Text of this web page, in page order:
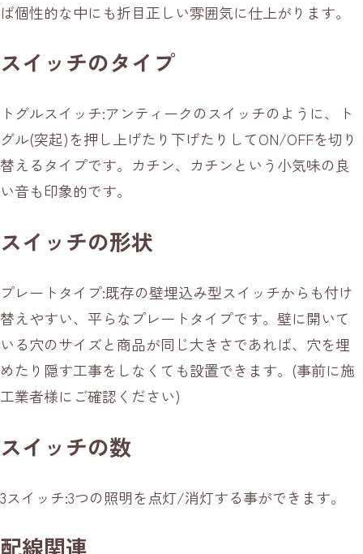
ば個性的な中にも折目正しい雰囲気に仕上がります。
スイッチのタイプ
トグルスイッチ:アンティークのスイッチのように、ト
グル(突起)を押し上げたり下げたりしてON/OFFを切り
替えるタイプです。カチン、カチンという小気味の良
い音も印象的です。
スイッチの形状
プレートタイプ:既存の壁埋込み型スイッチからも付け
替えやすい、平らなプレートタイプです。壁に開いて
いる穴のサイズと商品が同じ大きさであれば、穴を埋
めたり隠す工事をしなくても設置できます。(事前に施
工業者様にご確認ください)
スイッチの数
3スイッチ:3つの照明を点灯/消灯する事ができます。
配線関連